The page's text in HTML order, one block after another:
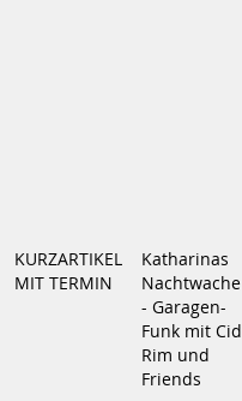
KURZARTIKEL
MIT TERMIN
Katharinas
Nachtwache
- Garagen-
Funk mit Cid
Rim und
Friends